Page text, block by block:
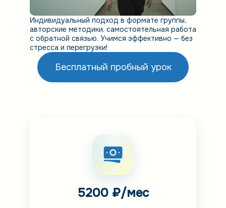
Индивидуальный подход в формате группы,
авторские методики, самостоятельная работа
с обратной связью. Учимся эффективно — без
стресса и перегрузки!
Бесплатный пробный урок
5200 ₽/мес